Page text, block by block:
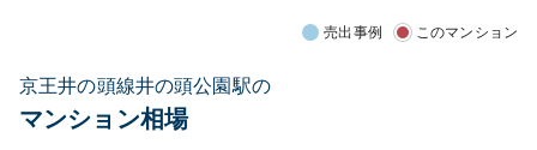
売出事例 このマンション
京王井の頭線井の頭公園駅の
マンション相場